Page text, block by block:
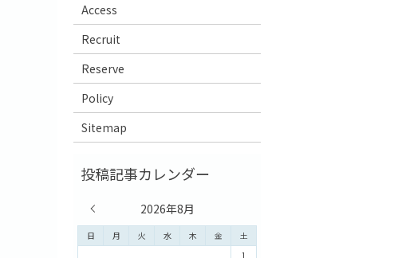
Access
Recruit
Reserve
Policy
Sitemap
2026年8月
日 月 火 水 木 金 土
1